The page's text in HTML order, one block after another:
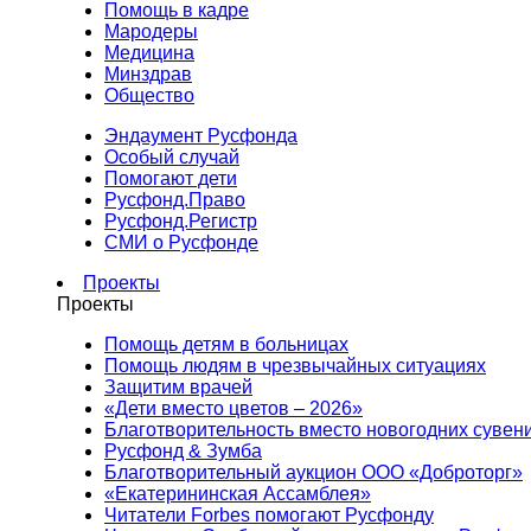
Помощь в кадре
Мародеры
Медицина
Минздрав
Общество
Эндаумент Русфонда
Особый случай
Помогают дети
Русфонд.Право
Русфонд.Регистр
СМИ о Русфонде
Проекты
Проекты
Помощь детям в больницах
Помощь людям в чрезвычайных ситуациях
Защитим врачей
«Дети вместо цветов – 2026»
Благотворительность вместо новогодних
Русфонд & Зумба
Благотворительный аукцион ООО «Доброторг»
«Екатерининская Ассамблея»
Читатели Forbes помогают Русфонду